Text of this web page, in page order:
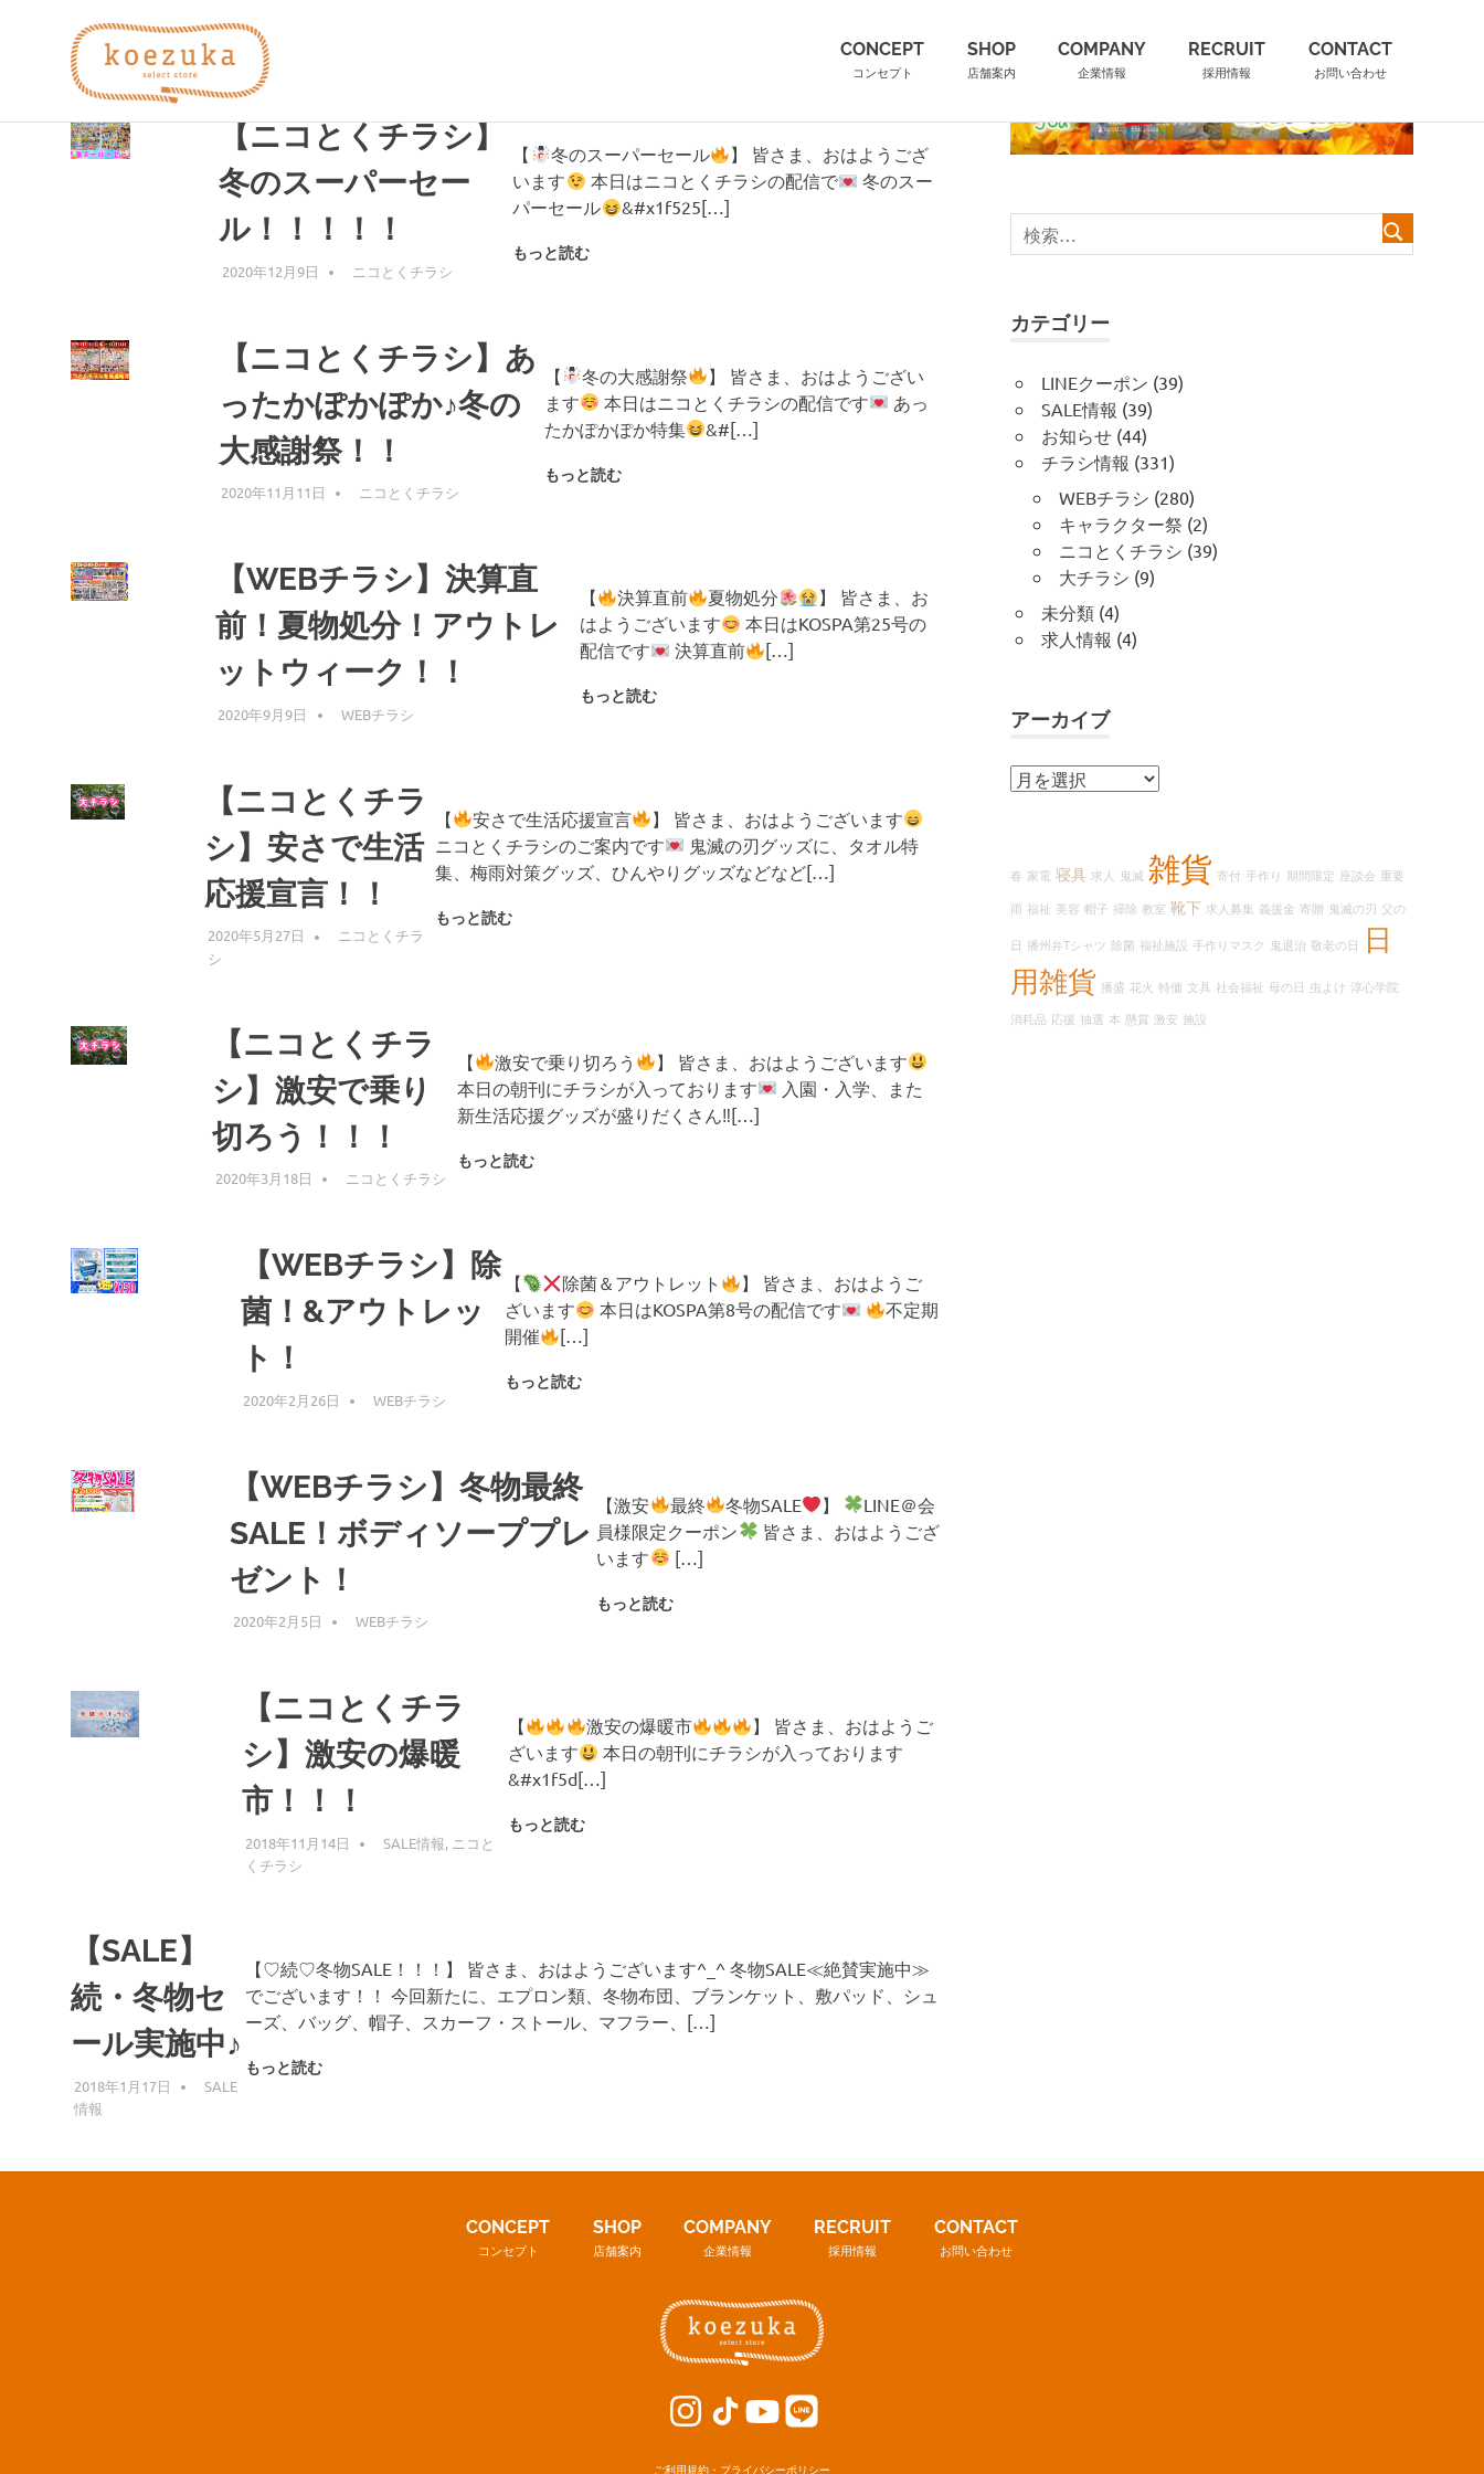
ツ
え
づ
か）
つ
け
CONCEPT
コンセプト
SHOP
店舗案内
COMPANY
企業情報
RECRUIT
採用情報
CONTACT
お問い合わせ
タグ: エプロン
【ニコとくチラシ】
冬のスーパーセー
ル！！！！！
2020年12月9日 編集者
ニコとくチラシ
【 冬のスーパーセール
】 皆さま、おはようござ
います
本日はニコとくチラシの配信で
冬のスー
パーセール
&#x1f525[…]
もっと読む
【ニコとくチラシ】あ
ったかぽかぽか♪冬の
大感謝祭！！
2020年11月11日 編集者
ニコとくチラシ
【 冬の大感謝祭
】 皆さま、おはようござい
ます
本日はニコとくチラシの配信です
あっ
たかぽかぽか特集
&#[…]
もっと読む
【WEBチラシ】決算直
前！夏物処分！アウトレ
ットウィーク！！
2020年9月9日 編集者
WEBチラシ
【 決算直前 夏物処分
】 皆さま、お
はようございます
本日はKOSPA第25号の
配信です
決算直前 […]
もっと読む
【ニコとくチラ
シ】安さで生活
応援宣言！！
2020年5月27日 編集者
ニコとくチラ
シ
【 安さで生活応援宣言
】 皆さま、おはようございます
ニコとくチラシのご案内です
鬼滅の刃グッズに、タオル特
集、梅雨対策グッズ、ひんやりグッズなどなど[…]
もっと読む
【ニコとくチラ
シ】激安で乗り
切ろう！！！
2020年3月18日 編集者
ニコとくチラシ
【 激安で乗り切ろう
】 皆さま、おはようございます
本日の朝刊にチラシが入っております
入園・入学、また
新生活応援グッズが盛りだくさん‼[…]
もっと読む
【WEBチラシ】除
菌！&アウトレッ
ト！
2020年2月26日 KZK
WEBチラシ
【 除菌＆アウトレット
】 皆さま、おはようご
ざいます
本日はKOSPA第8号の配信です
不定期
開催
[…]
もっと読む
【WEBチラシ】冬物最終
SALE！ボディソーププレ
ゼント！
2020年2月5日 KZK
WEBチラシ
【激安 最終 冬物SALE 】
LINE＠会
員様限定クーポン
皆さま、おはようござ
います
[…]
もっと読む
【ニコとくチラ
シ】激安の爆暖
市！！！
2018年11月14日 KZK
SALE情報, ニコと
くチラシ
【 激安の爆暖市
】 皆さま、おはようご
ざいます
本日の朝刊にチラシが入っております
&#x1f5d[…]
もっと読む
【SALE】
続・冬物セ
ール実施中♪
2018年1月17日 KZK
SALE
情報
【♡続♡冬物SALE！！！】 皆さま、おはようございます^_^ 冬物SALE≪絶賛実施中≫
でございます！！ 今回新たに、エプロン類、冬物布団、ブランケット、敷パッド、シュ
ーズ、バッグ、帽子、スカーフ・ストール、マフラー、[…]
もっと読む
カテゴリー
LINEクーポン (39)
SALE情報 (39)
お知らせ (44)
チラシ情報 (331)
WEBチラシ (280)
キャラクター祭 (2)
ニコとくチラシ (39)
大チラシ (9)
未分類 (4)
求人情報 (4)
アーカイブ
ア
ブ
春 家電 寝具 求人 鬼滅 雑貨 寄付 手作り 期間限定 座談会 重要
雨 福祉 美容 帽子 掃除 教室 靴下 求人募集 義援金 寄贈 鬼滅の刃 父の
日 播州弁Tシャツ 除菌 福祉施設 手作りマスク 鬼退治 敬老の日
日
用雑貨 播盛 花火 特価 文具 社会福祉 母の日 虫よけ 淳心学院
消耗品 応援 抽選 本 懸賞 激安 施設
CONCEPT
コンセプト
SHOP
店舗案内
COMPANY
企業情報
RECRUIT
採用情報
CONTACT
お問い合わせ
ご利用規約・プライバシーポリシー